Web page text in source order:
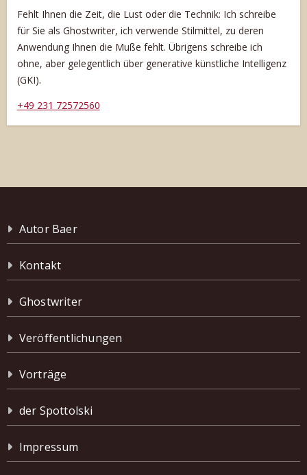
Fehlt Ihnen die Zeit, die Lust oder die Technik: Ich schreibe
für Sie als Ghostwriter, ich verwende Stilmittel, zu deren
Anwendung Ihnen die Muße fehlt. Übrigens schreibe ich
ohne, aber gelegentlich über generative künstliche Intelligenz
(GKI).
+49 231 72572560
Autor Baer
Kontakt
Ghostwriter
Veröffentlichungen
Vorträge
der Spottolski
Impressum